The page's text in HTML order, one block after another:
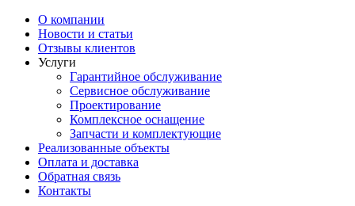
О компании
Новости и статьи
Отзывы клиентов
Услуги
Гарантийное обслуживание
Сервисное обслуживание
Проектирование
Комплексное оснащение
Запчасти и комплектующие
Реализованные объекты
Оплата и доставка
Обратная связь
Контакты